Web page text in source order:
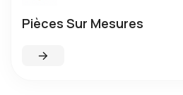
Pièces Sur Mesures